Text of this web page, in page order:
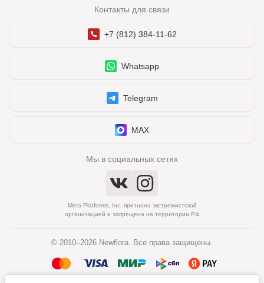
Контакты для связи
+7 (812) 384-11-62
Whatsapp
Telegram
MAX
Мы в социальных сетях
Meta Platforms, Inc. признана экстремистской
организацией и запрещена на территории РФ
© 2010–2026 Newflora. Все права защищены.